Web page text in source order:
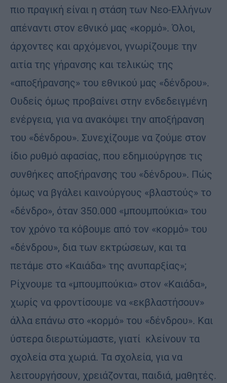
πιο πραγική είναι η στάση των Νεο-Ελλήνων
απέναντι στον εθνικό μας «κορμό». Όλοι,
άρχοντες και αρχόμενοι, γνωρίζουμε την
αιτία της γήρανσης και τελικώς της
«αποξήρανσης» του εθνικού μας «δένδρου».
Ουδείς όμως προβαίνει στην ενδεδειγμένη
ενέργεια, για να ανακόψει την αποξήρανση
του «δένδρου». Συνεχίζουμε να ζούμε στον
ίδιο ρυθμό αφασίας, που εδημιούργησε τις
συνθήκες αποξήρανσης του «δένδρου». Πώς
όμως να βγάλει καινούργους «βλαστούς» το
«δένδρο», όταν 350.000 «μπουμπούκια» του
τον χρόνο τα κόβουμε από τον «κορμό» του
«δένδρου», δια των εκτρώσεων, και τα
πετάμε στο «Καιάδα» της ανυπαρξίας»;
Ρίχνουμε τα «μπουμπούκια» στον «Καιάδα»,
χωρίς να φροντίσουμε να «εκβλαστήσουν»
άλλα επάνω στο «κορμό» του «δένδρου». Και
ύστερα διερωτώμαστε, γιατί κλείνουν τα
σχολεία στα χωριά. Τα σχολεία, για να
λειτουργήσουν, χρειάζονται, παιδιά, μαθητές.